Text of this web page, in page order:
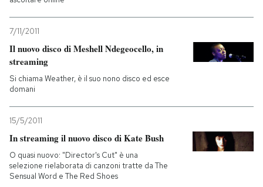
7/11/2011
Il nuovo disco di Meshell Ndegeocello, in
streaming
Si chiama Weather, è il suo nono disco ed esce
domani
15/5/2011
In streaming il nuovo disco di Kate Bush
O quasi nuovo: "Director's Cut" è una
selezione rielaborata di canzoni tratte da The
Sensual Word e The Red Shoes